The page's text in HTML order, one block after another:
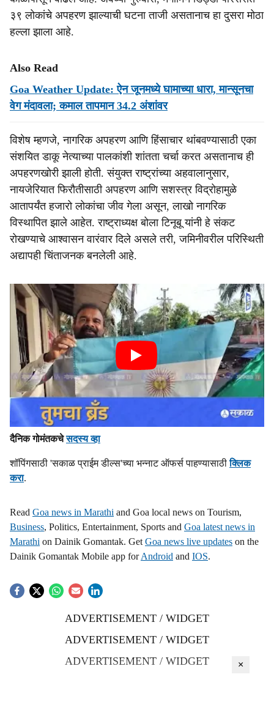
३९ लोकांचे अपहरण झाल्याची घटना ताजी असतानाच हा दुसरा मोठा
हल्ला झाला आहे.
Also Read
Goa Weather Update: ऐन जूनमध्ये घामाच्या धारा, मान्सूनचा
वेग मंदावला; कमाल तापमान 34.2 अंशांवर
विशेष म्हणजे, नागरिक अपहरण आणि हिंसाचार थांबवण्यासाठी एका
संशयित डाकू नेत्याच्या पालकांशी शांतता चर्चा करत असतानाच ही
अपहरणखोरी झाली होती. संयुक्त राष्ट्रांच्या अहवालानुसार,
नायजेरियात फिरौतीसाठी अपहरण आणि सशस्त्र विद्रोहामुळे
आतापर्यंत हजारो लोकांचा जीव गेला असून, लाखो नागरिक
विस्थापित झाले आहेत. राष्ट्राध्यक्ष बोला टिनूबू यांनी हे संकट
रोखण्याचे आश्वासन वारंवार दिले असले तरी, जमिनीवरील परिस्थिती
अद्यापही चिंताजनक बनलेली आहे.
दैनिक गोमंतकचेसदस्य व्हा
शॉपिंगसाठी 'सकाळ प्राईम डील्स'च्या भन्नाट ऑफर्स पाहण्यासाठीक्लिक
करा.
Read Goa news in Marathi and Goa local news on Tourism,
Business, Politics, Entertainment, Sports and Goa latest news in
Marathi on Dainik Gomantak. Get Goa news live updates on the
Dainik Gomantak Mobile app forAndroid and IOS.
ADVERTISEMENT / WIDGET
ADVERTISEMENT / WIDGET
ADVERTISEMENT / WIDGET
×